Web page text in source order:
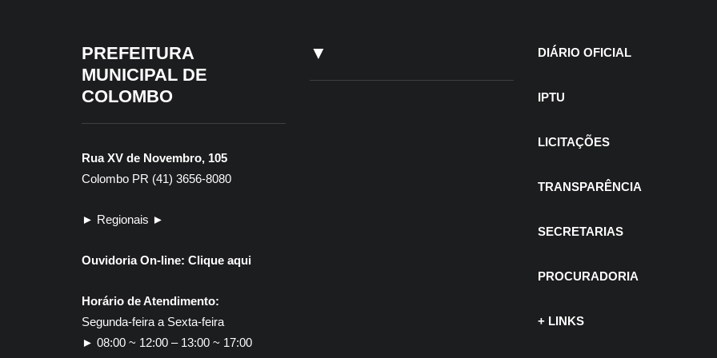
PREFEITURA
MUNICIPAL DE
COLOMBO
Rua XV de Novembro, 105
Colombo PR (41) 3656-8080
► Regionais ►
Ouvidoria On-line: Clique aqui
Horário de Atendimento:
Segunda-feira a Sexta-feira
► 08:00 ~ 12:00 – 13:00 ~ 17:00
▼ DIÁRIO OFICIAL
IPTU
LICITAÇÕES
TRANSPARÊNCIA
SECRETARIAS
PROCURADORIA
+ LINKS